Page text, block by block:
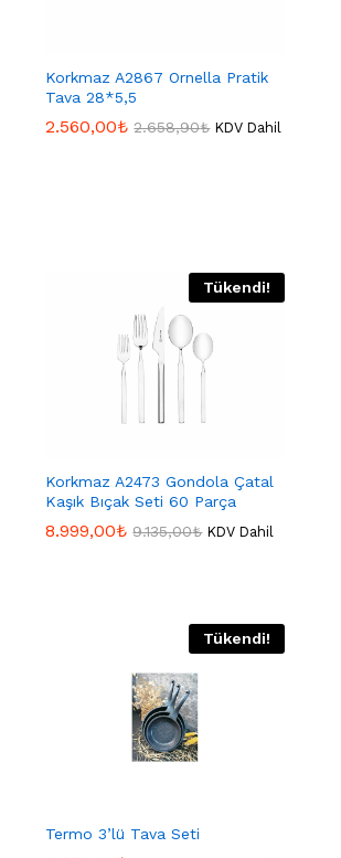
Korkmaz A2867 Ornella Pratik
Tava 28*5,5
2.560,00₺ 2.658,90₺ KDV Dahil
2.560,00₺ 2.658,90₺
Tükendi!
Korkmaz A2473 Gondola Çatal
Kaşık Bıçak Seti 60 Parça
8.999,00₺ 9.135,00₺ KDV Dahil
8.999,00₺ 9.135,00₺
Tükendi!
Termo 3’lü Tava Seti